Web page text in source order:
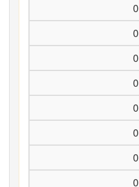
0
0
0
0
0
0
0
0